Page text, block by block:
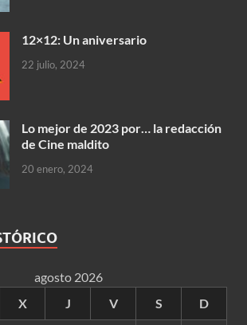
12×12: Un aniversario
22 julio, 2024
Lo mejor de 2023 por… la redacción
de Cine maldito
20 enero, 2024
agosto 2026
X J V S D